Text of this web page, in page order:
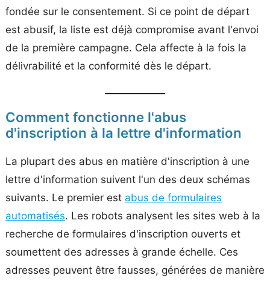
fondée sur le consentement. Si ce point de départ
est abusif, la liste est déjà compromise avant l'envoi
de la première campagne. Cela affecte à la fois la
délivrabilité et la conformité dès le départ.
Comment fonctionne l'abus
d'inscription à la lettre d'information
La plupart des abus en matière d'inscription à une
lettre d'information suivent l'un des deux schémas
suivants. Le premier est abus de formulaires
automatisés. Les robots analysent les sites web à la
recherche de formulaires d'inscription ouverts et
soumettent des adresses à grande échelle. Ces
adresses peuvent être fausses, générées de manière